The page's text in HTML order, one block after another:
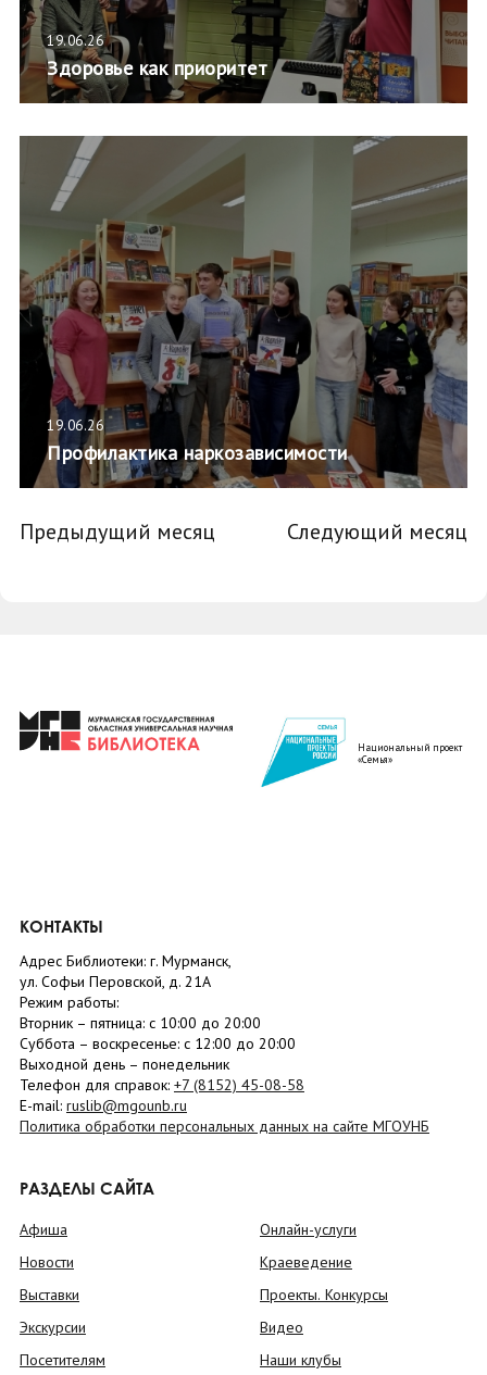
19.06.26
Здоровье как приоритет
19.06.26
Профилактика наркозависимости
Предыдущий месяц Следующий месяц
Национальный проект
«Семья»
КОНТАКТЫ
Адрес Библиотеки: г. Мурманск,
ул. Софьи Перовской, д. 21А
Режим работы:
Вторник – пятница: с 10:00 до 20:00
Суббота – воскресенье: c 12:00 до 20:00
Выходной день – понедельник
Телефон для справок: +7 (8152) 45-08-58
E-mail: ruslib@mgounb.ru
Политика обработки персональных данных на сайте МГОУНБ
РАЗДЕЛЫ САЙТА
Афиша
Новости
Выставки
Экскурсии
Посетителям
Онлайн-услуги
Краеведение
Проекты. Конкурсы
Видео
Наши клубы